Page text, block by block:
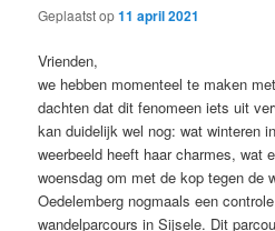
Geplaatst op11 april 2021
Vrienden,
we hebben momenteel te maken
dachten dat dit fenomeen iets uit
kan duidelijk wel nog: wat winteren
weerbeeld heeft haar charmes, wat
woensdag om met de kop tegen de
Oedelemberg nogmaals een
wandelparcours in Sijsele. Dit